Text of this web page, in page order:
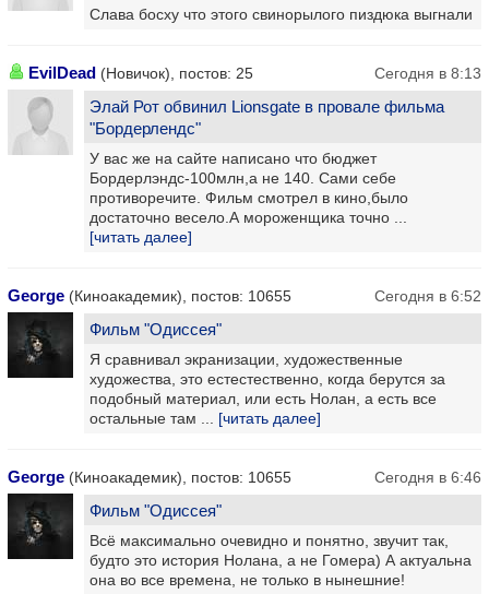
Слава босху что этого свинорылого пиздюка выгнали
EvilDead (Новичок), постов: 25 Сегодня в 8:13
Элай Рот обвинил Lionsgate в провале фильма
"Бордерлендс"
У вас же на сайте написано что бюджет
Бордерлэндс-100млн,а не 140. Сами себе
противоречите. Фильм смотрел в кино,было
достаточно весело.А мороженщика точно ...
[читать далее]
George (Киноакадемик), постов: 10655 Сегодня в 6:52
Фильм "Одиссея"
Я сравнивал экранизации, художественные
художества, это естестественно, когда берутся за
подобный материал, или есть Нолан, а есть все
остальные там ... [читать далее]
George (Киноакадемик), постов: 10655 Сегодня в 6:46
Фильм "Одиссея"
Всё максимально очевидно и понятно, звучит так,
будто это история Нолана, а не Гомера) А актуальна
она во все времена, не только в нынешние!